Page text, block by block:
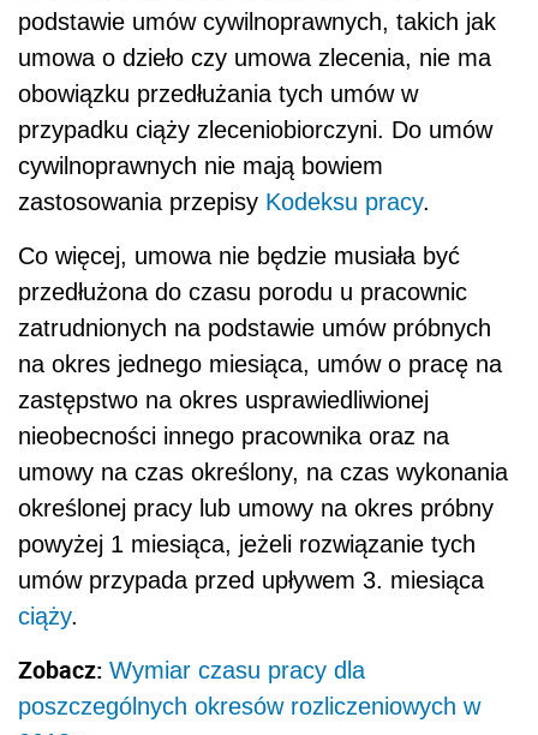
podstawie umów cywilnoprawnych, takich jak
umowa o dzieło czy umowa zlecenia, nie ma
obowiązku przedłużania tych umów w
przypadku ciąży zleceniobiorczyni. Do umów
cywilnoprawnych nie mają bowiem
zastosowania przepisy Kodeksu pracy.
Co więcej, umowa nie będzie musiała być
przedłużona do czasu porodu u pracownic
zatrudnionych na podstawie umów próbnych
na okres jednego miesiąca, umów o pracę na
zastępstwo na okres usprawiedliwionej
nieobecności innego pracownika oraz na
umowy na czas określony, na czas wykonania
określonej pracy lub umowy na okres próbny
powyżej 1 miesiąca, jeżeli rozwiązanie tych
umów przypada przed upływem 3. miesiąca
ciąży.
Zobacz: Wymiar czasu pracy dla
poszczególnych okresów rozliczeniowych w